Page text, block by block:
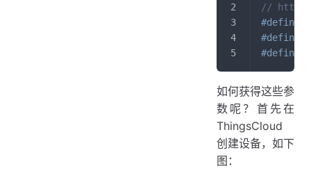
//
#define
#define
#define
如何获得这些参
数呢？首先在
ThingsCloud
创建设备，如下
图：